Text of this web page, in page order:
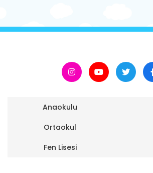
Anaokulu
Ortaokul
Fen Lisesi